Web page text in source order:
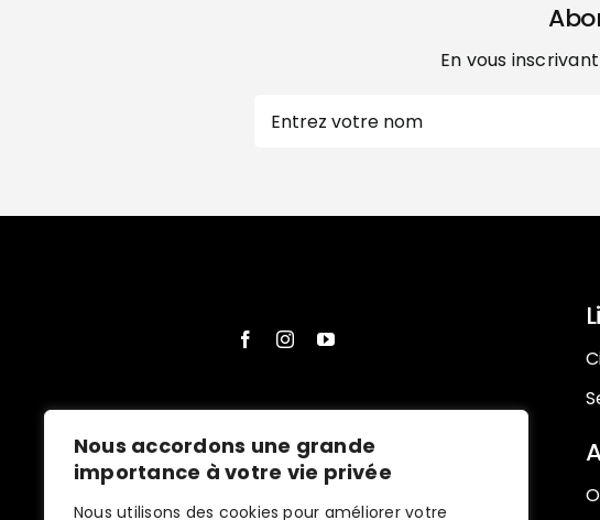
Nous accordons une grande
importance à votre vie privée
Nous utilisons des cookies pour améliorer votre
En vous